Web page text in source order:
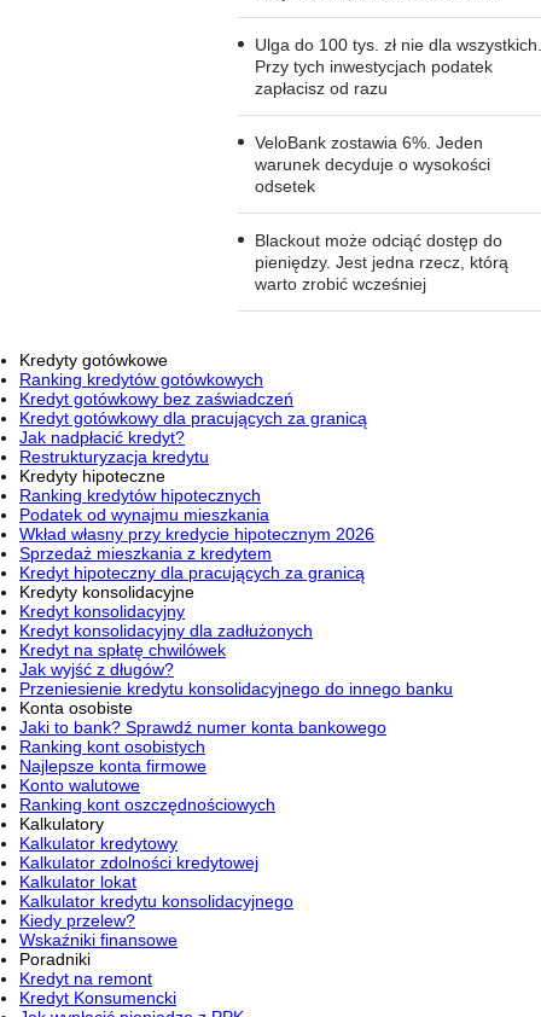
Ulga do 100 tys. zł nie dla wszystkich.
Przy tych inwestycjach podatek
zapłacisz od razu
VeloBank zostawia 6%. Jeden
warunek decyduje o wysokości
odsetek
Blackout może odciąć dostęp do
pieniędzy. Jest jedna rzecz, którą
warto zrobić wcześniej
Kredyty gotówkowe
Ranking kredytów gotówkowych
Kredyt gotówkowy bez zaświadczeń
Kredyt gotówkowy dla pracujących za granicą
Jak nadpłacić kredyt?
Restrukturyzacja kredytu
Kredyty hipoteczne
Ranking kredytów hipotecznych
Podatek od wynajmu mieszkania
Wkład własny przy kredycie hipotecznym 2026
Sprzedaż mieszkania z kredytem
Kredyt hipoteczny dla pracujących za granicą
Kredyty konsolidacyjne
Kredyt konsolidacyjny
Kredyt konsolidacyjny dla zadłużonych
Kredyt na spłatę chwilówek
Jak wyjść z długów?
Przeniesienie kredytu konsolidacyjnego do innego banku
Konta osobiste
Jaki to bank? Sprawdź numer konta bankowego
Ranking kont osobistych
Najlepsze konta firmowe
Konto walutowe
Ranking kont oszczędnościowych
Kalkulatory
Kalkulator kredytowy
Kalkulator zdolności kredytowej
Kalkulator lokat
Kalkulator kredytu konsolidacyjnego
Kiedy przelew?
Wskaźniki finansowe
Poradniki
Kredyt na remont
Kredyt Konsumencki